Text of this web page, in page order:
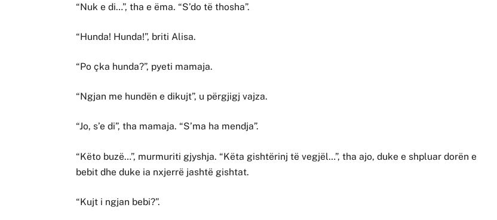
“Nuk e di…”, tha e ëma. “S’do të thosha”.
“Hunda! Hunda!”, briti Alisa.
“Po çka hunda?”, pyeti mamaja.
“Ngjan me hundën e dikujt”, u përgjigj vajza.
“Jo, s’e di”, tha mamaja. “S’ma ha mendja”.
“Këto buzë…”, murmuriti gjyshja. “Këta gishtërinj të vegjël…”, tha ajo, duke e shpluar dorën e
bebit dhe duke ia nxjerrë jashtë gishtat.
“Kujt i ngjan bebi?”.